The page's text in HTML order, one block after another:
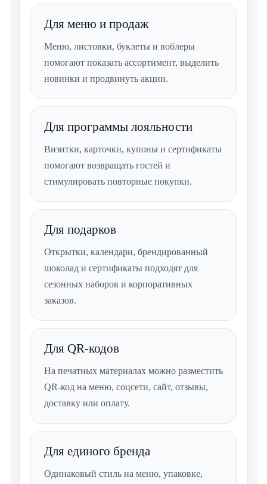
Для меню и продаж
Меню, листовки, буклеты и воблеры
помогают показать ассортимент, выделить
новинки и продвинуть акции.
Для программы лояльности
Визитки, карточки, купоны и сертификаты
помогают возвращать гостей и
стимулировать повторные покупки.
Для подарков
Открытки, календари, брендированный
шоколад и сертификаты подходят для
сезонных наборов и корпоративных
заказов.
Для QR-кодов
На печатных материалах можно разместить
QR-код на меню, соцсети, сайт, отзывы,
доставку или оплату.
Для единого бренда
Одинаковый стиль на меню, упаковке,